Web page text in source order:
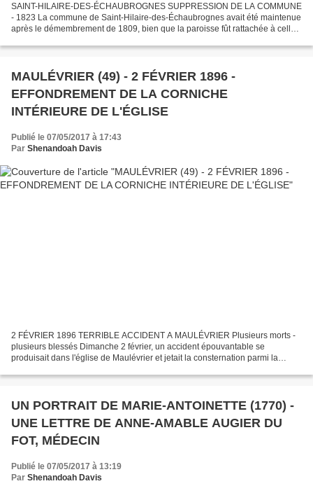
SAINT-HILAIRE-DES-ÉCHAUBROGNES SUPPRESSION DE LA COMMUNE
- 1823 La commune de Saint-Hilaire-des-Échaubrognes avait été maintenue
après le démembrement de 1809, bien que la paroisse fût rattachée à celle
MAULÉVRIER (49) - 2 FÉVRIER 1896 -
EFFONDREMENT DE LA CORNICHE
INTÉRIEURE DE L'ÉGLISE
Publié le 07/05/2017 à 17:43
Par Shenandoah Davis
2 FÉVRIER 1896 TERRIBLE ACCIDENT A MAULÉVRIER Plusieurs morts -
plusieurs blessés Dimanche 2 février, un accident épouvantable se
produisait dans l'église de Maulévrier et jetait la consternation parmi la
UN PORTRAIT DE MARIE-ANTOINETTE (1770) -
UNE LETTRE DE ANNE-AMABLE AUGIER DU
FOT, MÉDECIN
Publié le 07/05/2017 à 13:19
Par Shenandoah Davis